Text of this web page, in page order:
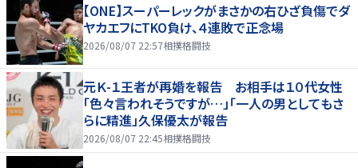
【ONE】スーパーレックがまさかの右ひざ負傷でダ
ヤカエフにTKO負け、４連敗で正念場
2026/08/07 22:57相撲格闘技
元Ｋ-１王者が再婚を報告 お相手は１０代女性
「色々言われそうですが…」「一人の男としてもさ
らに精進」久保優太が報告
2026/08/07 22:45相撲格闘技